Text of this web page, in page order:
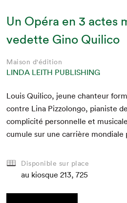
Un Opéra en 3 actes
vedette Gino Quilico
Maison d'édition
LINDA LEITH PUBLISHING
Louis Quil­i­co, jeune chanteur
con­tre Lina Piz­zo­lon­go, pianiste
com­plic­ité per­son­nelle et
cumule sur une car­rière
Disponible sur place
au kiosque 213, 725